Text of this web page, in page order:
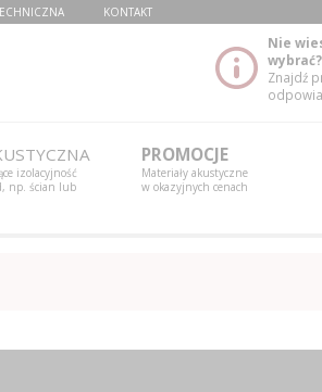
KONTAKT
Nie
wybrać?
Znajdź
izolacyjność
np. ścian lub
PROMOCJE
Materiały akustyczne
w okazyjnych cenach